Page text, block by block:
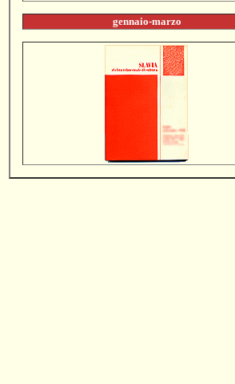
gennaio-marzo